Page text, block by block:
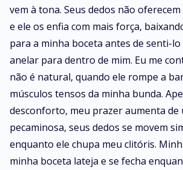
vem à tona. Seus dedos não
e ele os enfia com mais força,
para a minha boceta antes de senti-
anelar para dentro de mim. Eu me
não é natural, quando ele rompe a
músculos tensos da minha bunda.
desconforto, meu prazer aumenta de
pecaminosa, seus dedos se movem
enquanto ele chupa meu clitóris.
minha boceta lateja e se fecha